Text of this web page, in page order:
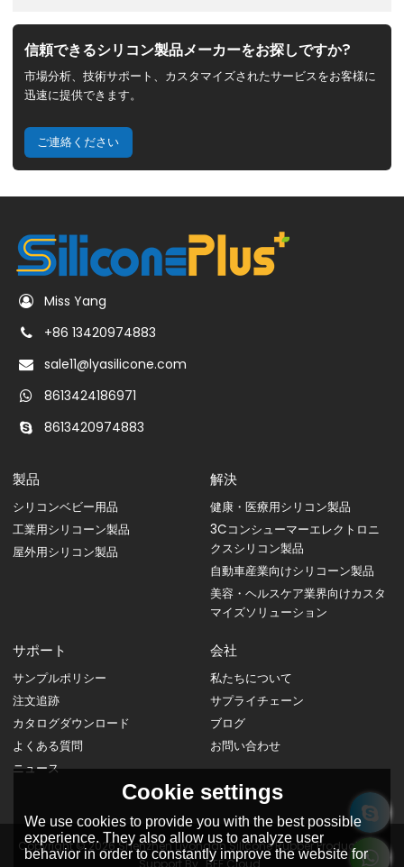
信頼できるシリコン製品メーカーをお探しですか?
市場分析、技術サポート、カスタマイズされたサービスをお客様に
迅速に提供できます。
ご連絡ください
Miss Yang
+86 13420974883
sale11@lyasilicone.com
8613424186971
8613420974883
製品
シリコンベビー用品
工業用シリコーン製品
屋外用シリコン製品
解決
健康・医療用シリコン製品
3Cコンシューマーエレクトロニ
クスシリコン製品
自動車産業向けシリコーン製品
美容・ヘルスケア業界向けカスタ
マイズソリューション
サポート
サンプルポリシー
注文追跡
カタログダウンロード
よくある質問
ニュース
会社
私たちについて
サプライチェーン
ブログ
お問い合わせ
Copyright © 2026Shenzhen Liyongan Silicone Rubber Products Co.
Cookie settings
We use cookies to provide you with the best possible
experience. They also allow us to analyze user
behavior in order to constantly improve the website for